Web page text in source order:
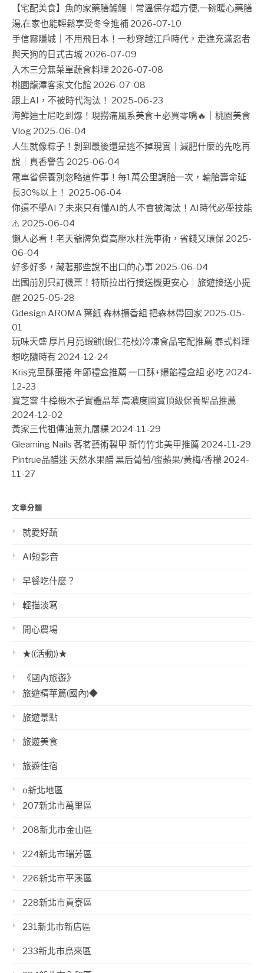
【宅配美食】魚的家藥膳鱸鰻｜常溫保存超方便,一碗暖心藥膳
湯,在家也能輕鬆享受冬令進補 2026-07-10
手信霧隱城｜不用飛日本！一秒穿越江戶時代，走進充滿忍者
與天狗的日式古城 2026-07-09
入木三分無菜單蔬食料理 2026-07-08
桃園龍潭客家文化館 2026-07-08
跟上AI，不被時代淘汰！ 2025-06-23
海鮮迪士尼吃到爆！現撈痛風系美食＋必買零嘴🔥｜桃園美食
Vlog 2025-06-04
人生就像粽子！剝到最後還是逃不掉現實｜減肥什麼的先吃再
說｜真香警告 2025-06-04
電車省保養別忽略這件事！每1萬公里調胎一次，輪胎壽命延
長30%以上！ 2025-06-04
你還不學AI？未來只有懂AI的人不會被淘汰！AI時代必學技能
⚠️ 2025-06-04
懶人必看！老天爺牌免費高壓水柱洗車術，省錢又環保 2025-
06-04
好多好多，藏著那些說不出口的心事 2025-06-04
出國前別只訂機票！特斯拉出行接送機更安心｜旅遊接送小提
醒 2025-05-28
Gdesign AROMA 葉紙 森林擴香組 把森林帶回家 2025-05-
01
玩味天盛 厚片月亮蝦餅(蝦仁花枝)冷凍食品宅配推薦 泰式料理
想吃隨時有 2024-12-24
Kris克里酥蛋捲 年節禮盒推薦 一口酥+爆餡禮盒組 必吃 2024-
12-23
寶芝靈 牛樟椴木子實體晶萃 高濃度國寶頂級保養聖品推薦
2024-12-02
黃家三代祖傳油蔥九層粿 2024-11-29
Gleaming Nails 茖茗藝術製甲 新竹竹北美甲推薦 2024-11-29
Pintrue品醋迷 天然水果醋 黑后葡萄/蜜蘋果/黃梅/香檬 2024-
11-27
文章分類
就愛好蔬
AI短影音
早餐吃什麼？
輕描淡寫
開心農場
★((活動))★
《國內旅遊》
旅遊精華篇(國內)◆
旅遊景點
旅遊美食
旅遊住宿
o新北地區
207新北市萬里區
208新北市金山區
224新北市瑞芳區
226新北市平溪區
228新北市貢寮區
231新北市新店區
233新北市烏來區